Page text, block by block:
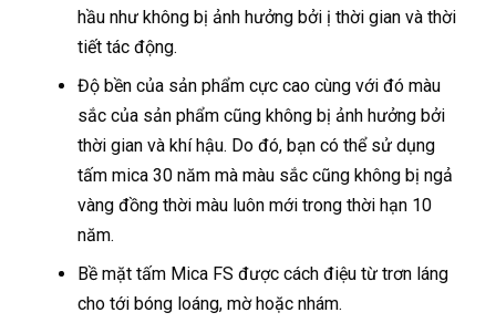
hầu như không bị ảnh hưởng bởi ị thời gian và thời
tiết tác động.
Độ bền của sản phẩm cực cao cùng với đó màu
sắc của sản phẩm cũng không bị ảnh hưởng bởi
thời gian và khí hậu. Do đó, bạn có thể sử dụng
tấm mica 30 năm mà màu sắc cũng không bị ngả
vàng đồng thời màu luôn mới trong thời hạn 10
năm.
Bề mặt tấm Mica FS được cách điệu từ trơn láng
cho tới bóng loáng, mờ hoặc nhám.